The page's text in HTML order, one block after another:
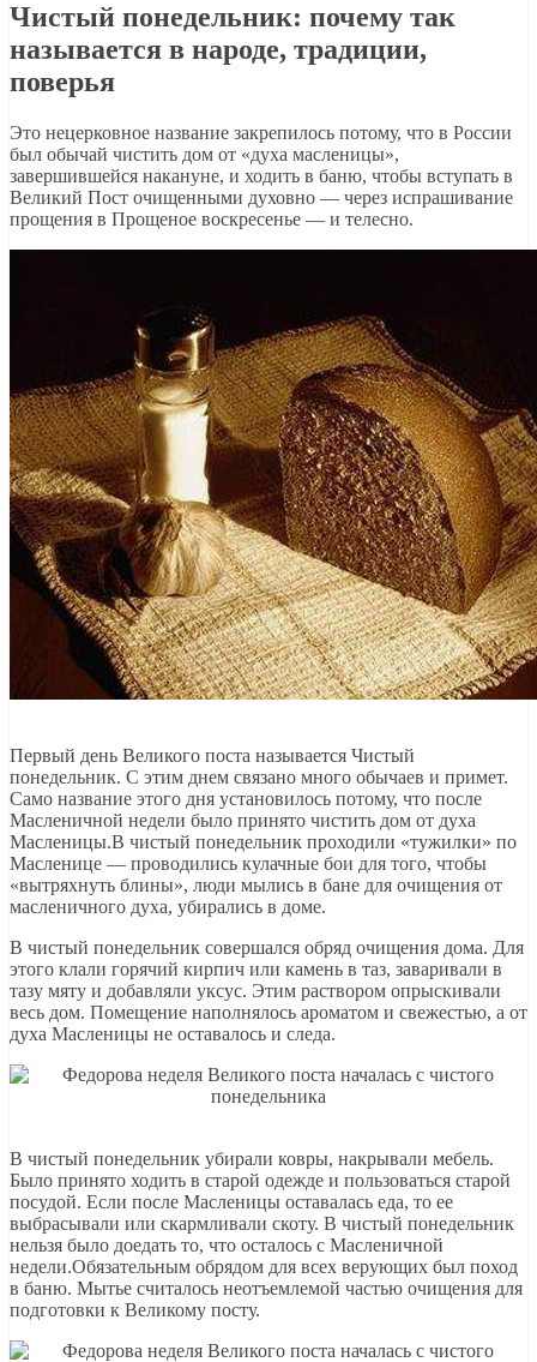
Чистый понедельник: почему так
называется в народе, традиции,
поверья
Это нецерковное название закрепилось потому, что в России
был обычай чистить дом от «духа масленицы»,
завершившейся накануне, и ходить в баню, чтобы вступать в
Великий Пост очищенными духовно — через испрашивание
прощения в Прощеное воскресенье — и телесно.
Первый день Великого поста называется Чистый
понедельник. С этим днем связано много обычаев и примет.
Само название этого дня установилось потому, что после
Масленичной недели было принято чистить дом от духа
Масленицы.В чистый понедельник проходили «тужилки» по
Масленице — проводились кулачные бои для того, чтобы
«вытряхнуть блины», люди мылись в бане для очищения от
масленичного духа, убирались в доме.
В чистый понедельник совершался обряд очищения дома. Для
этого клали горячий кирпич или камень в таз, заваривали в
тазу мяту и добавляли уксус. Этим раствором опрыскивали
весь дом. Помещение наполнялось ароматом и свежестью, а от
духа Масленицы не оставалось и следа.
В чистый понедельник убирали ковры, накрывали мебель.
Было принято ходить в старой одежде и пользоваться старой
посудой. Если после Масленицы оставалась еда, то ее
выбрасывали или скармливали скоту. В чистый понедельник
нельзя было доедать то, что осталось с Масленичной
недели.Обязательным обрядом для всех верующих был поход
в баню. Мытье считалось неотъемлемой частью очищения для
подготовки к Великому посту.